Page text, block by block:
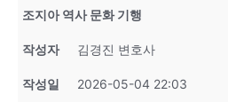
조지아 역사 문화 기행
작성자 김경진 변호사
작성일 2026-05-04 22:03